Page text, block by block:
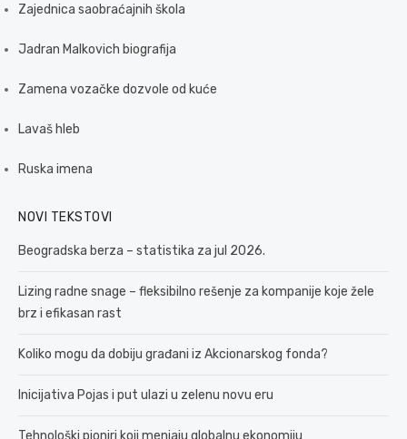
Zajednica saobraćajnih škola
Jadran Malkovich biografija
Zamena vozačke dozvole od kuće
Lavaš hleb
Ruska imena
NOVI TEKSTOVI
Beogradska berza – statistika za jul 2026.
Lizing radne snage – fleksibilno rešenje za kompanije koje žele
brz i efikasan rast
Koliko mogu da dobiju građani iz Akcionarskog fonda?
Inicijativa Pojas i put ulazi u zelenu novu eru
Tehnološki pioniri koji menjaju globalnu ekonomiju